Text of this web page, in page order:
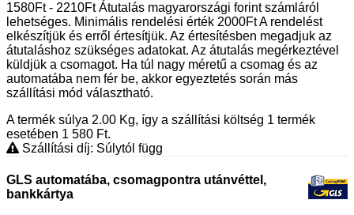
1580Ft - 2210Ft Átutalás magyarországi forint számláról
lehetséges. Minimális rendelési érték 2000Ft A rendelést
elkészítjük és erről értesítjük. Az értesítésben megadjuk az
átutaláshoz szükséges adatokat. Az átutalás megérkeztével
küldjük a csomagot. Ha túl nagy méretű a csomag és az
automatába nem fér be, akkor egyeztetés során más
szállítási mód választható.
A termék súlya 2.00 Kg, így a szállítási költség 1 termék
esetében 1 580 Ft.
Szállítási díj: Súlytól függ
GLS automatába, csomagpontra utánvéttel,
bankkártya